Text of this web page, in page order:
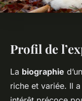
Profil de
La biographie
riche et variée. Il